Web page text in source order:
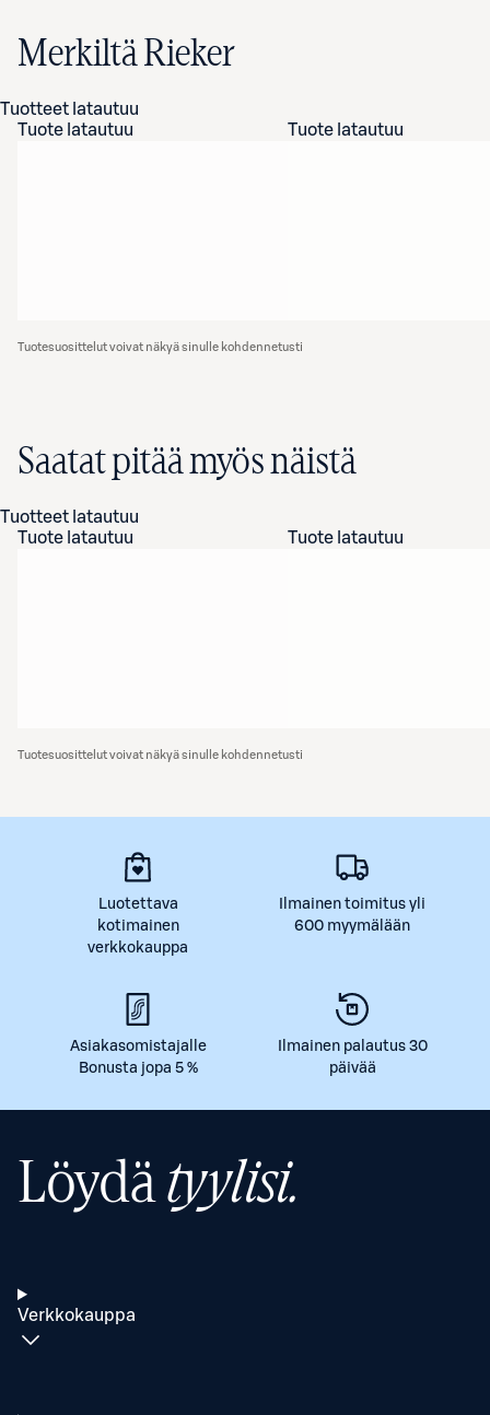
Merkiltä Rieker
Tuotteet latautuu
Tuote latautuu
Tuote latautuu
Tuotesuosittelut voivat näkyä sinulle kohdennetusti
Saatat pitää myös näistä
Tuotteet latautuu
Tuote latautuu
Tuote latautuu
Tuotesuosittelut voivat näkyä sinulle kohdennetusti
Luotettava
kotimainen
verkkokauppa
Ilmainen toimitus yli
600 myymälään
Asiakasomistajalle
Bonusta jopa 5 %
Ilmainen palautus 30
päivää
Löydätyylisi.
Verkkokauppa